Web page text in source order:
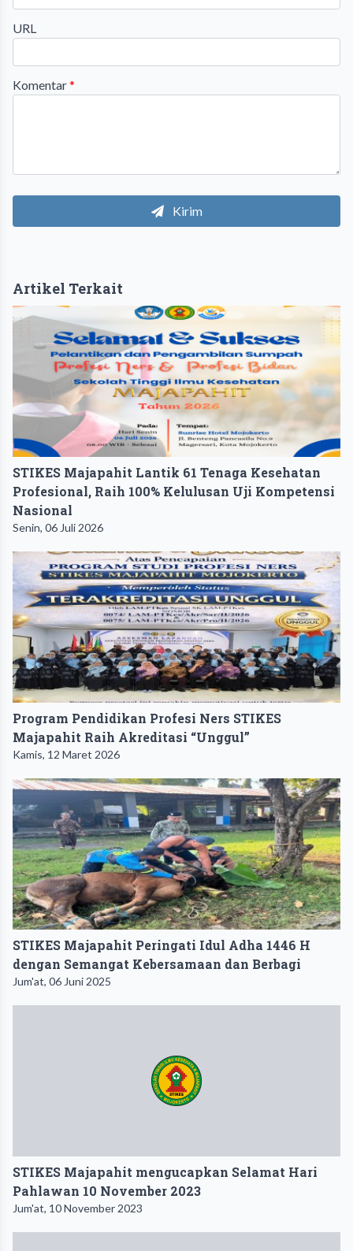
URL
Komentar*
Kirim
Artikel Terkait
STIKES Majapahit Lantik 61 Tenaga Kesehatan
Profesional, Raih 100% Kelulusan Uji Kompetensi
Nasional
Senin, 06 Juli 2026
Program Pendidikan Profesi Ners STIKES
Majapahit Raih Akreditasi “Unggul”
Kamis, 12 Maret 2026
STIKES Majapahit Peringati Idul Adha 1446 H
dengan Semangat Kebersamaan dan Berbagi
Jum'at, 06 Juni 2025
STIKES Majapahit mengucapkan Selamat Hari
Pahlawan 10 November 2023
Jum'at, 10 November 2023